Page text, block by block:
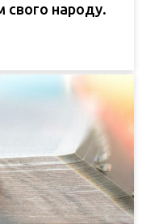
свого народу.